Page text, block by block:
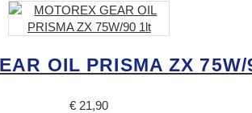
OIL PRISMA ZX
€ 21,90